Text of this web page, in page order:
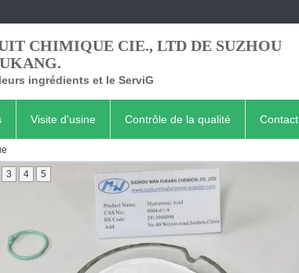
CHIMIQUE CIE., LTD DE SUZHOU
ingrédients et le ServiG
Visite d'usine Contrôle de la qualité Contact
3 4 5